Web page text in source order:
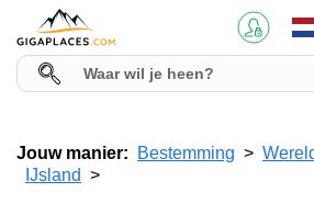
Jouw manier: Bestemming
IJsland